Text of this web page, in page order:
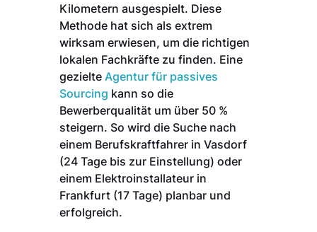
Kilometern ausgespielt. Diese
Methode hat sich als extrem
wirksam erwiesen, um die richtigen
lokalen Fachkräfte zu finden. Eine
gezielte Agentur für passives
Sourcing kann so die
Bewerberqualität um über 50 %
steigern. So wird die Suche nach
einem Berufskraftfahrer in Vasdorf
(24 Tage bis zur Einstellung) oder
einem Elektroinstallateur in
Frankfurt (17 Tage) planbar und
erfolgreich.